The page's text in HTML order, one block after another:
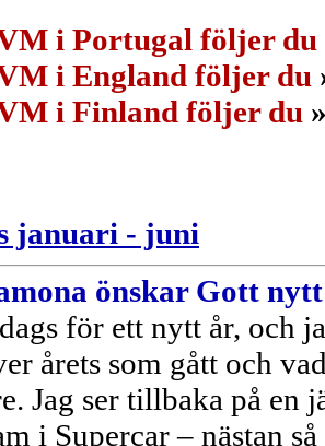
i Portugal följer du
i England följer du
i Finland följer du
januari - juni
önskar Gott
för ett nytt år, och
årets som gått och
Jag ser tillbaka på en
i Supercar – nästan